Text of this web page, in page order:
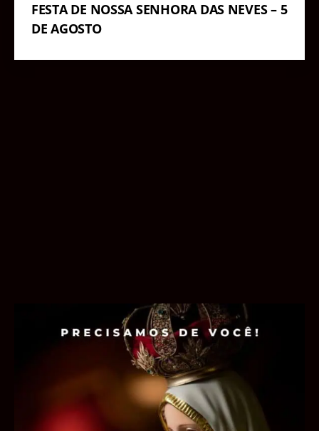
FESTA DE NOSSA SENHORA DAS NEVES – 5
DE AGOSTO